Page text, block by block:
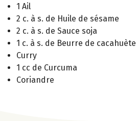
1 Ail
2 c. à s. de Huile de sésame
2 c. à s. de Sauce soja
1 c. à s. de Beurre de cacahuète
Curry
1 cc de Curcuma
Coriandre